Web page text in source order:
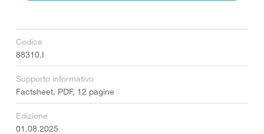
Codice
88310.I
Supporto informativo
Factsheet, PDF, 12 pagine
Edizione
01.08.2025